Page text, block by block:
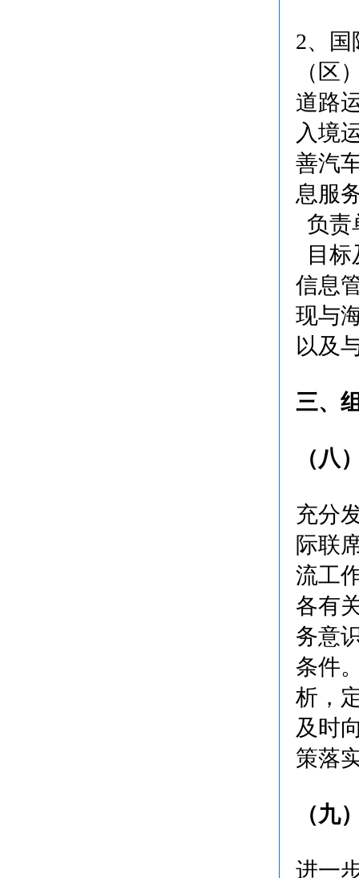
2、
（区
道路
入境
善汽
息服
负责
目标
信息
现与
以及
三、
（八
充分
际联
流工
各有
务意
条件
析，
及时
策落
（九
进一